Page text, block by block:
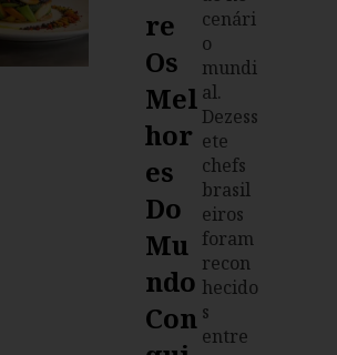
Re
Os
Mel
Hor
Es
Do
Mu
Ndo
Con
cenári
o
mundi
al.
Dezess
ete
chefs
brasil
eiros
foram
recon
hecido
s
entre